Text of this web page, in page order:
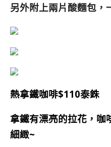
另外附上兩片酸麵包，
熱拿鐵咖啡$110泰銖
拿鐵有漂亮的拉花，咖
細緻~